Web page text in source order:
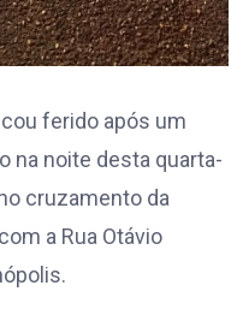
ferido após um
na noite desta quarta-
cruzamento da
a Rua Otávio